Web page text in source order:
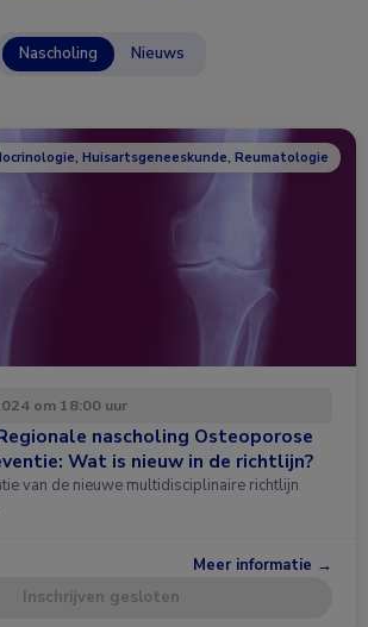
Nascholing Nieuws
Huisartsgeneeskunde, Reumatologie
om 18:00 uur
nascholing Osteoporose
Wat is nieuw in de richtlijn?
van de nieuwe multidisciplinaire richtlijn
Meer informatie →
Inschrijven gesloten